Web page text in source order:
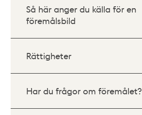
Så här anger du källa för en
föremålsbild
Rättigheter
Har du frågor om föremålet?